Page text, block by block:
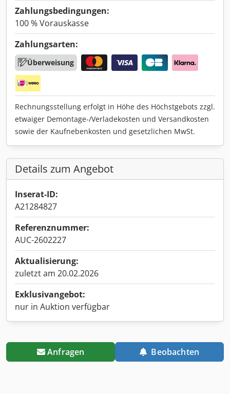
Zahlungsbedingungen:
100 % Vorauskasse
Zahlungsarten:
Überweisung
Rechnungsstellung erfolgt in Höhe des Höchstgebots zzgl.
etwaiger Demontage-/Verladekosten und Versandkosten
sowie der Kaufnebenkosten und gesetzlichen MwSt.
Details zum Angebot
Inserat-ID:
A21284827
Referenznummer:
AUC-2602227
Aktualisierung:
zuletzt am 20.02.2026
Exklusivangebot:
nur in Auktion verfügbar
Anfragen Beobachten